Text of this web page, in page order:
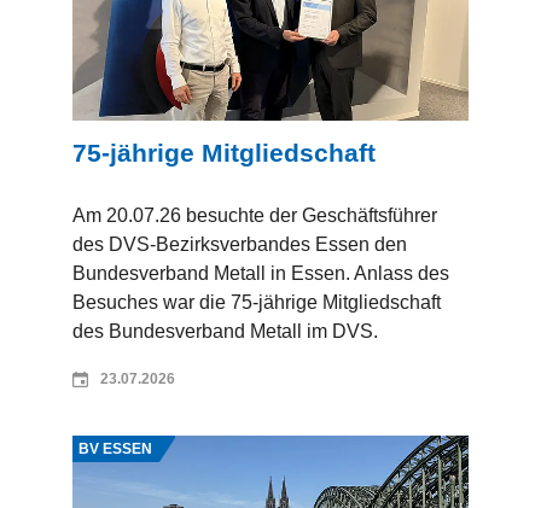
75-jährige Mitgliedschaft
Am 20.07.26 besuchte der Geschäftsführer
des DVS-Bezirksverbandes Essen den
Bundesverband Metall in Essen. Anlass des
Besuches war die 75-jährige Mitgliedschaft
des Bundesverband Metall im DVS.
23.07.2026
BV ESSEN
Quelle: Jürgen Daldrup